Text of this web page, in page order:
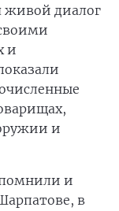
живой диалог
и
и
и
в